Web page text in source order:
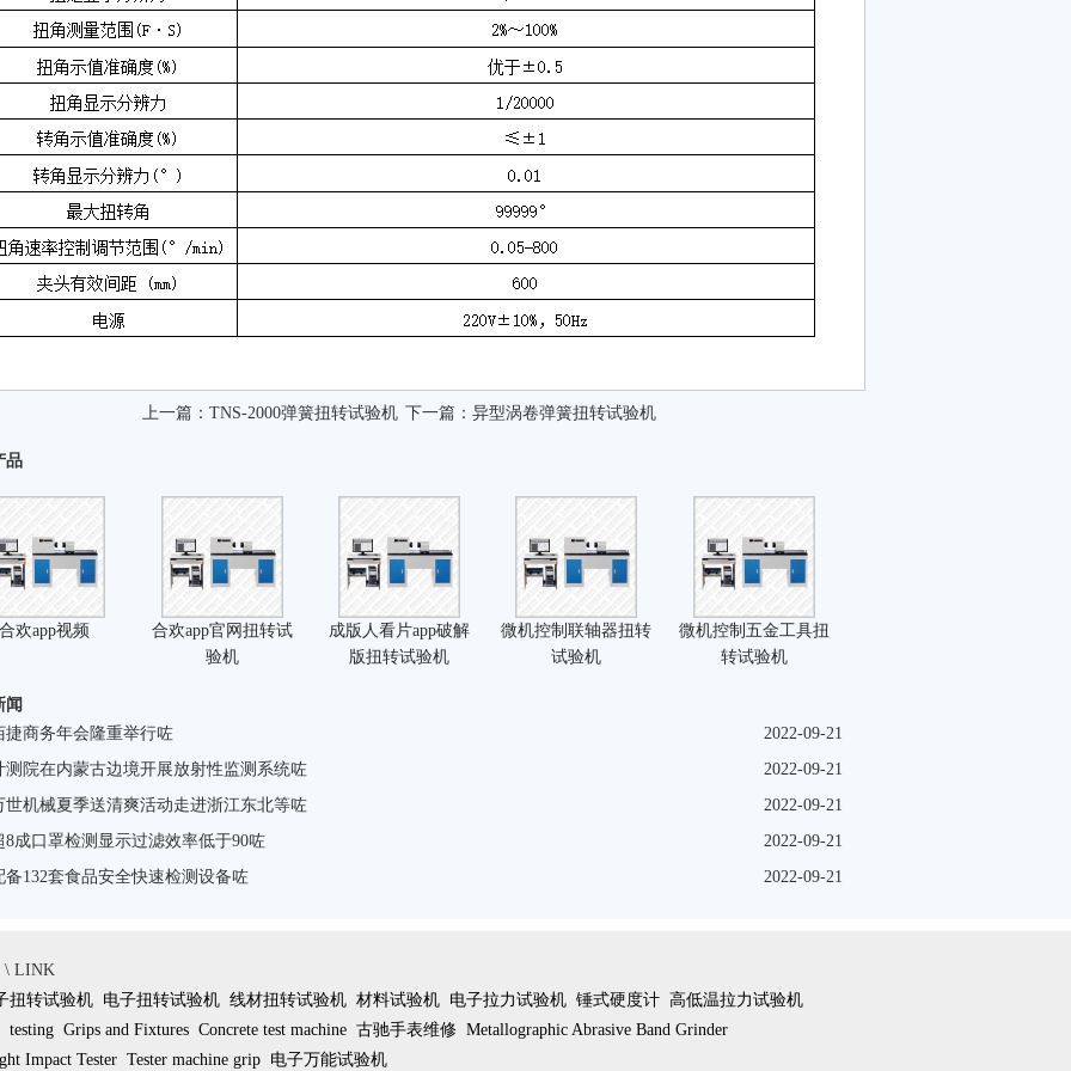
上一篇： TNS-2000弹簧扭转试验机 下一篇： 异型涡卷弹簧扭转试验机
品
合欢app视频
合欢app官网扭转试
验机
成版人看片app破解
版扭转试验机
微机控制联轴器扭转
试验机
微机控制五金工具扭
转试验机
闻
2022-09-21
捷商务年会隆重举行咗
2022-09-21
测院在内蒙古边境开展放射性监测系统咗
2022-09-21
世机械夏季送清爽活动走进浙江东北等咗
2022-09-21
8成口罩检测显示过滤效率低于90咗
2022-09-21
备132套食品安全快速检测设备咗
\ LINK
扭转试验机 电子扭转试验机 线材扭转试验机 材料试验机 电子拉力试验机 锤式硬度计 高低温拉力试验机
testing Grips and Fixtures Concrete test machine 古驰手表维修 Metallographic Abrasive Band Grinder
Impact Tester Tester machine grip 电子万能试验机